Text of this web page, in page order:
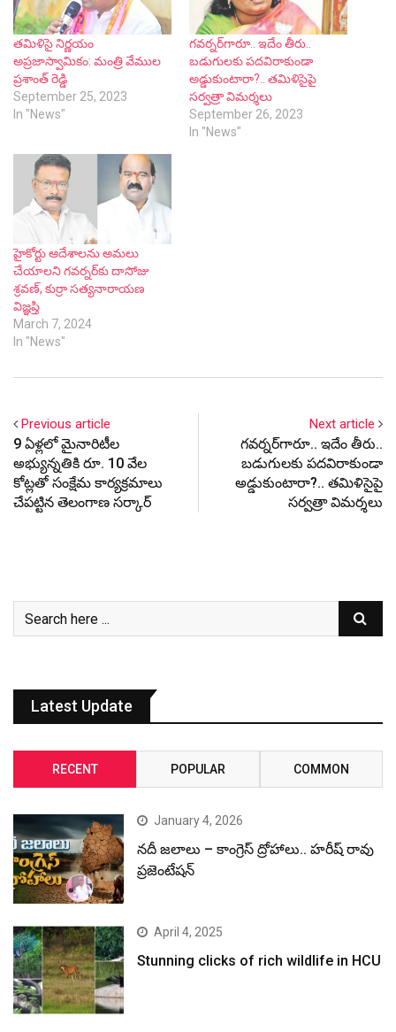
తమిళిసై నిర్ణయం
అప్రజాస్వామికం: మంత్రి వేముల
ప్రశాంత్ రెడ్డి
September 25, 2023
In "News"
గ‌వ‌ర్న‌ర్‌గారూ.. ఇదేం తీరు..
బ‌డుగుల‌కు ప‌ద‌విరాకుండా
అడ్డుకుంటారా?.. త‌మిళిసైపై
స‌ర్వ‌త్రా విమ‌ర్శ‌లు
September 26, 2023
In "News"
హైకోర్టు ఆదేశాలను అమలు
చేయాలని గవర్నర్‌కు దాసోజు
శ్రవణ్, కుర్రా సత్యనారాయణ
విజ్ఞప్తి
March 7, 2024
In "News"
Previous article
9 ఏళ్లలో మైనారిటీల
అభ్యున్నతికి రూ. 10 వేల
కోట్లతో సంక్షేమ కార్యక్రమాలు
చేపట్టిన తెలంగాణ సర్కార్
Next article
గ‌వ‌ర్న‌ర్‌గారూ.. ఇదేం తీరు..
బ‌డుగుల‌కు ప‌ద‌విరాకుండా
అడ్డుకుంటారా?.. త‌మిళిసైపై
స‌ర్వ‌త్రా విమ‌ర్శ‌లు
Latest Update
RECENT POPULAR COMMON
January 4, 2026
నదీ జలాలు – కాంగ్రెస్ ద్రోహాలు.. హరీష్ రావు
ప్రజెంటేషన్
April 4, 2025
Stunning clicks of rich wildlife in HCU